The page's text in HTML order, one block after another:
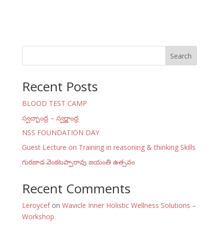
Search
Recent Posts
BLOOD TEST CAMP
స్వచ్ఛాంధ్ర – స్వర్ణాంధ్ర
NSS FOUNDATION DAY
Guest Lecture on Training in reasoning & thinking Skills
గురజాడ వెంకటప్పారావు జయంతి ఉత్సవం
Recent Comments
Leroycefon Wavicle Inner Holistic Wellness Solutions –
Workshop